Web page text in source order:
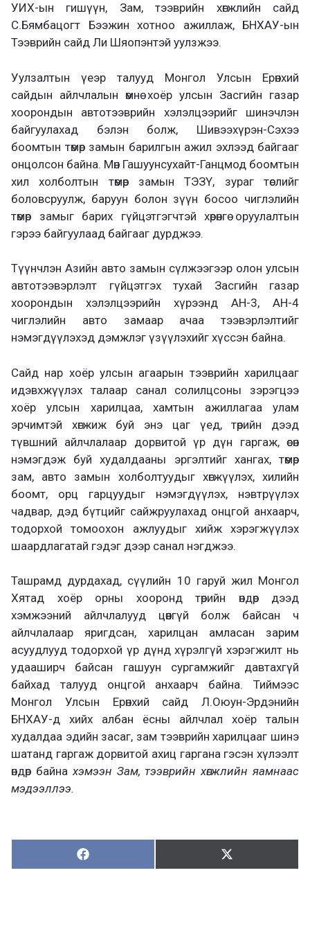
УИХ-ын гишүүн, Зам, тээврийн хөгжлийн сайд
С.Бямбацогт Бээжин хотноо ажиллаж, БНХАУ-ын
Тээврийн сайд Ли Шяопэнтэй уулзжээ.
Уулзалтын үеэр талууд Монгол Улсын Ерөнхий
сайдын айлчлалын өмнө хоёр улсын Засгийн газар
хоорондын автотээврийн хэлэлцээрийг шинэчлэн
байгуулахад бэлэн болж, Шивээхүрэн-Сэхээ
боомтын төмөр замын барилгын ажил эхлээд байгааг
онцолсон байна. Мөн Гашуунсухайт-Ганцмод боомтын
хил холболтын төмөр замын ТЭЗҮ, зураг төслийг
боловсруулж, баруун болон зүүн босоо чиглэлийн
төмөр замыг барих гүйцэтгэгчтэй хөрөнгө оруулалтын
гэрээ байгуулаад байгааг дурджээ.
Түүнчлэн Азийн авто замын сүлжээгээр олон улсын
автотээвэрлэлт гүйцэтгэх тухай Засгийн газар
хоорондын хэлэлцээрийн хүрээнд АН-3, АН-4
чиглэлийн авто замаар ачаа тээвэрлэлтийг
нэмэгдүүлэхэд дэмжлэг үзүүлэхийг хүссэн байна.
Сайд нар хоёр улсын агаарын тээврийн харилцааг
идэвхжүүлэх талаар санал солилцсоны зэрэгцээ
хоёр улсын харилцаа, хамтын ажиллагаа улам
эрчимтэй хөгжиж буй энэ цаг үед, төрийн дээд
түвшний айлчлалаар дорвитой үр дүн гаргаж, өсөн
нэмэгдэж буй худалдааны эргэлтийг хангах, төмөр
зам, авто замын холболтуудыг хөгжүүлэх, хилийн
боомт, орц гарцуудыг нэмэгдүүлэх, нэвтрүүлэх
чадвар, дэд бүтцийг сайжруулахад онцгой анхаарч,
тодорхой томоохон ажлуудыг хийж хэрэгжүүлэх
шаардлагатай гэдэг дээр санал нэгджээ.
Ташрамд дурдахад, сүүлийн 10 гаруй жил Монгол
Хятад хоёр орны хооронд төрийн өндөр дээд
хэмжээний айлчлалууд цөөнгүй болж байсан ч
айлчлалаар яригдсан, харилцан амласан зарим
асуудлууд тодорхой үр дүнд хүрэлгүй хэрэгжилт нь
удааширч байсан гашуун сургамжийг давтахгүй
байхад талууд онцгой анхаарч байна. Тиймээс
Монгол Улсын Ерөнхий сайд Л.Оюун-Эрдэнийн
БНХАУ-д хийх албан ёсны айлчлал хоёр талын
худалдаа эдийн засаг, зам тээврийн харилцааг шинэ
шатанд гаргаж дорвитой ахиц гаргана гэсэн хүлээлт
өндөр байнахэмээн Зам, тээврийн хөгжлийн яамнаас
мэдээллээ.
Хуваалцах:
Х
у
Түгээх:
Т
ү